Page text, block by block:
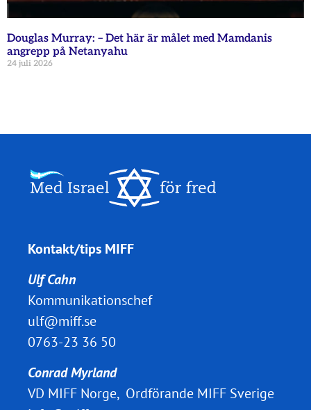
Douglas Murray: – Det här är målet med Mamdanis
angrepp på Netanyahu
24 juli 2026
Kontakt/tips MIFF
Ulf Cahn
Kommunikationschef
ulf@miff.se
0763-23 36 50
Conrad Myrland
VD MIFF Norge, Ordförande MIFF Sverige